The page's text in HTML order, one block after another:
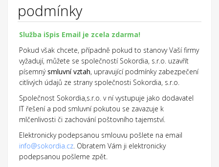
podmínky
Služba iSpis Email je zcela zdarma!
Pokud však chcete, případně pokud to stanovy Vaší firmy
vyžadují, můžete se společností Sokordia, s.r.o. uzavřít
písemnýsmluvní vztah, upravující podmínky zabezpečení
citlivých údajů ze strany společnosti Sokordia, s.r.o.
Společnost Sokordia,s.r.o. v ní vystupuje jako dodavatel
IT řešení a pod smluvní pokutou se zavazuje k
mlčenlivosti či zachování poštovního tajemství.
Elektronicky podepsanou smlouvu pošlete na email
info@sokordia.cz. Obratem Vám ji elektronicky
podepsanou pošleme zpět.